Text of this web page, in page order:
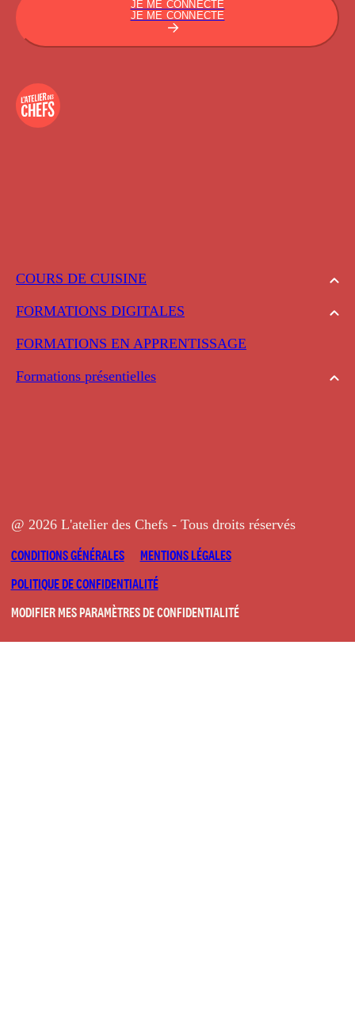
COURS DE CUISINE
FORMATIONS DIGITALES
FORMATIONS EN APPRENTISSAGE
Formations présentielles
JE ME CONNECTE
JE ME CONNECTE
@ 2026 L'atelier des Chefs - Tous droits réservés
CONDITIONS GÉNÉRALES
MENTIONS LÉGALES
POLITIQUE DE CONFIDENTIALITÉ
MODIFIER MES PARAMÈTRES DE CONFIDENTIALITÉ